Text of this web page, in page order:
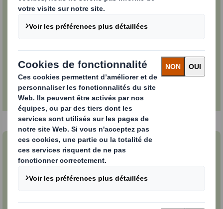
Découvrez comment notre
communauté de plus de 6 000 femmes
vit l'objectif de notre entreprise en
repensant l'emballage pour un monde
qui change.
L'inclusion n'a pas de frontières
La création d'une culture d'inclusion est au cœur
de tout ce que nous faisons. En savoir plus sur
notre programme de diversité et d'inclusion.